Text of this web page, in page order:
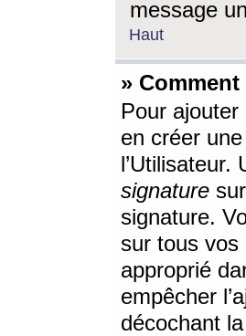
message
Haut
»
Pour ajouter
en créer
signature
signature.
sur tous vos
approprié
empêcher
décochant